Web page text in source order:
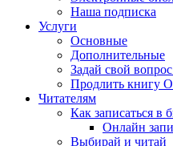
Наша подписка
Услуги
Основные
Дополнительные
Задай свой
Продлить книгу
Читателям
Как записаться в
Онлайн
Выбирай и читай